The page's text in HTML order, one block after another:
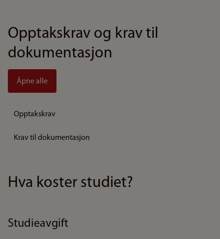
Opptakskrav og krav til
dokumentasjon
Åpne alle
Opptakskrav
Krav til dokumentasjon
Hva koster studiet?
Studieavgift